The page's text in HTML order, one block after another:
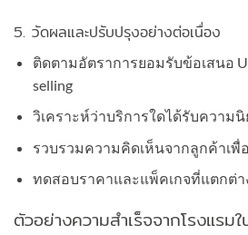
5. วัดผลและปรับปรุงอย่างต่อเนื่อง
ติดตามอัตราการยอมรับข้อเสนอ
selling
วิเคราะห์ว่าบริการใดได้รับความ
รวบรวมความคิดเห็นจากลูกค้าเพื่
ทดสอบราคาและแพ็คเกจที่แตกต่
ตัวอย่างความสำเร็จจากโรงแรมใ